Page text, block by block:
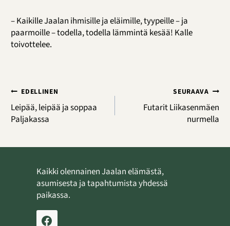
– Kaikille Jaalan ihmisille ja eläimille, tyypeille – ja
paarmoille – todella, todella lämmintä kesää! Kalle
toivottelee.
Artikkelien
selaus
EDELLINEN
Leipää, leipää ja soppaa
Paljakassa
SEURAAVA
Futarit Liikasenmäen
nurmella
Kaikki olennainen Jaalan elämästä,
asumisesta ja tapahtumista yhdessä
paikassa.